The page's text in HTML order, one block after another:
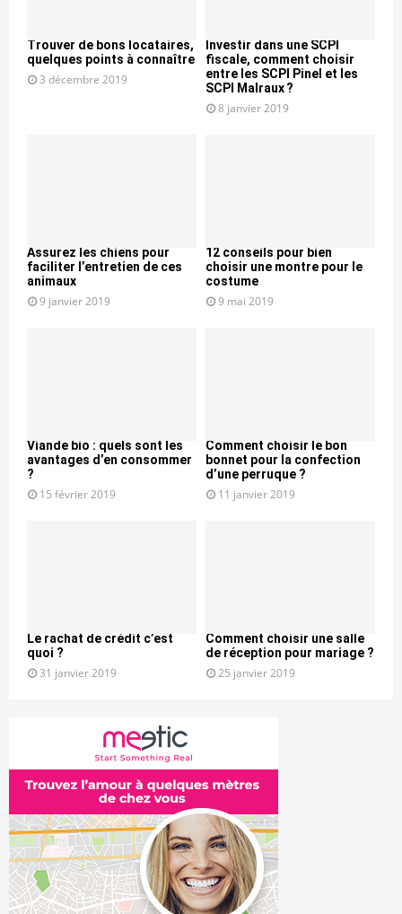
Trouver de bons locataires,
quelques points à connaître
3 décembre 2019
Investir dans une SCPI
fiscale, comment choisir
entre les SCPI Pinel et les
SCPI Malraux ?
8 janvier 2019
Assurez les chiens pour
faciliter l’entretien de ces
animaux
9 janvier 2019
12 conseils pour bien
choisir une montre pour le
costume
9 mai 2019
Viande bio : quels sont les
avantages d’en consommer
?
15 février 2019
Comment choisir le bon
bonnet pour la confection
d’une perruque ?
11 janvier 2019
Le rachat de crédit c’est
quoi ?
31 janvier 2019
Comment choisir une salle
de réception pour mariage ?
25 janvier 2019